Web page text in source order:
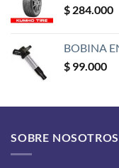
$ 284.000
BOBINA
$ 99.000
SOBRE NOSOTROS